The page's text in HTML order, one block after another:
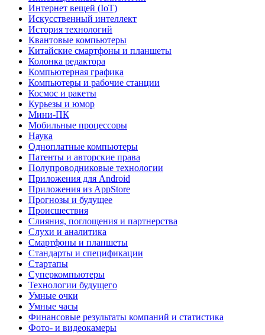
Интернет вещей (IoT)
Искусственный интеллект
История технологий
Квантовые компьютеры
Китайские смартфоны и планшеты
Колонка редактора
Компьютерная графика
Компьютеры и рабочие станции
Космос и ракеты
Курьезы и юмор
Мини-ПК
Мобильные процессоры
Наука
Одноплатные компьютеры
Патенты и авторские права
Полупроводниковые технологии
Приложения для Android
Приложения из AppStore
Прогнозы и будущее
Происшествия
Слияния, поглощения и партнерства
Слухи и аналитика
Смартфоны и планшеты
Стандарты и спецификации
Стартапы
Суперкомпьютеры
Технологии будущего
Умные очки
Умные часы
Финансовые результаты компаний и статистика
Фото- и видеокамеры